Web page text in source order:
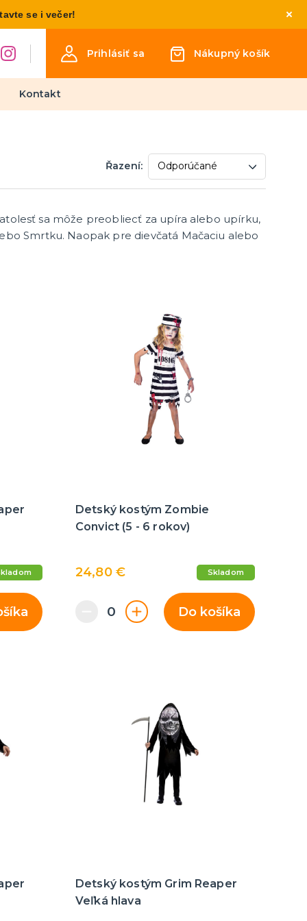
se i večer!
Prihlásiť sa Nákupný košík
Kontakt
Detské kostýmy
Kostýmy pre chlapcov
Kostýmy pre dievčatá
Balóniky, hélium, sviečky
Řazení:
sa môže preobliecť za upíra alebo upírku,
Smrtku. Naopak pre dievčatá Mačaciu alebo
Detský kostým Zombie
Convict (5 - 6 rokov)
24,80 € Skladom
Do košíka
Detský kostým Grim Reaper
Veľká hlava